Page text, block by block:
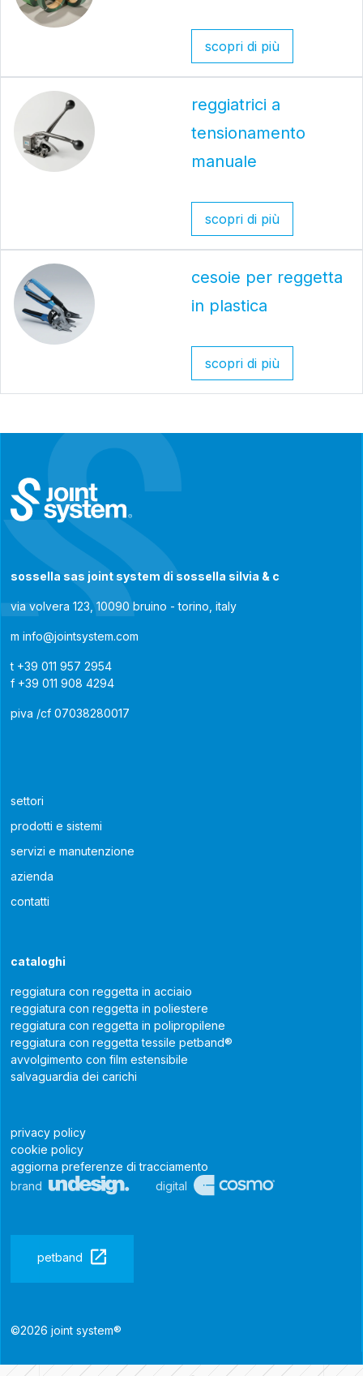
scopri di più
reggiatrici a
tensionamento
manuale
scopri di più
cesoie per reggetta
in plastica
scopri di più
sossella sas joint system di sossella silvia & c
via volvera 123, 10090 bruino - torino, italy
m info@jointsystem.com
t +39 011 957 2954
f +39 011 908 4294
piva /cf 07038280017
settori
prodotti e sistemi
servizi e manutenzione
azienda
contatti
cataloghi
reggiatura con reggetta in acciaio
reggiatura con reggetta in poliestere
reggiatura con reggetta in polipropilene
reggiatura con reggetta tessile petband®
avvolgimento con film estensibile
salvaguardia dei carichi
privacy policy
cookie policy
aggiorna preferenze di tracciamento
brand
digital
petband
©2026 joint system®